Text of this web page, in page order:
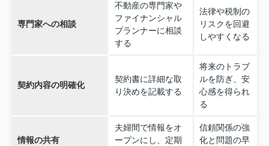
専門家への相談
不動産の専門家や
ファイナンシャル
プランナーに相談
する
法律や税制の
リスクを回避
しやすくなる
契約内容の明確化
契約書に詳細な取
り決めを記載する
将来のトラブ
ルを防ぎ、安
心感を得られ
る
情報の共有
夫婦間で情報をオ
ープンにし、定期
信頼関係の強
化と問題の早